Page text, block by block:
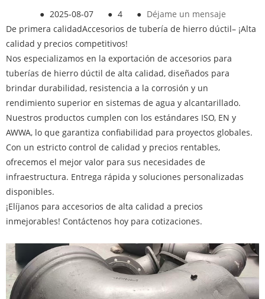
● 2025-08-07 ● 4 ● Déjame un mensaje
De primera calidadAccesorios de tubería de hierro dúctil– ¡Alta
calidad y precios competitivos!
Nos especializamos en la exportación de accesorios para
tuberías de hierro dúctil de alta calidad, diseñados para
brindar durabilidad, resistencia a la corrosión y un
rendimiento superior en sistemas de agua y alcantarillado.
Nuestros productos cumplen con los estándares ISO, EN y
AWWA, lo que garantiza confiabilidad para proyectos globales.
Con un estricto control de calidad y precios rentables,
ofrecemos el mejor valor para sus necesidades de
infraestructura. Entrega rápida y soluciones personalizadas
disponibles.
¡Elíjanos para accesorios de alta calidad a precios
inmejorables! Contáctenos hoy para cotizaciones.